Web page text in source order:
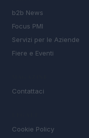
b2b News
Focus PMI
Servizi per le Aziende
Fiere e Eventi
Contattaci
Cookie Policy